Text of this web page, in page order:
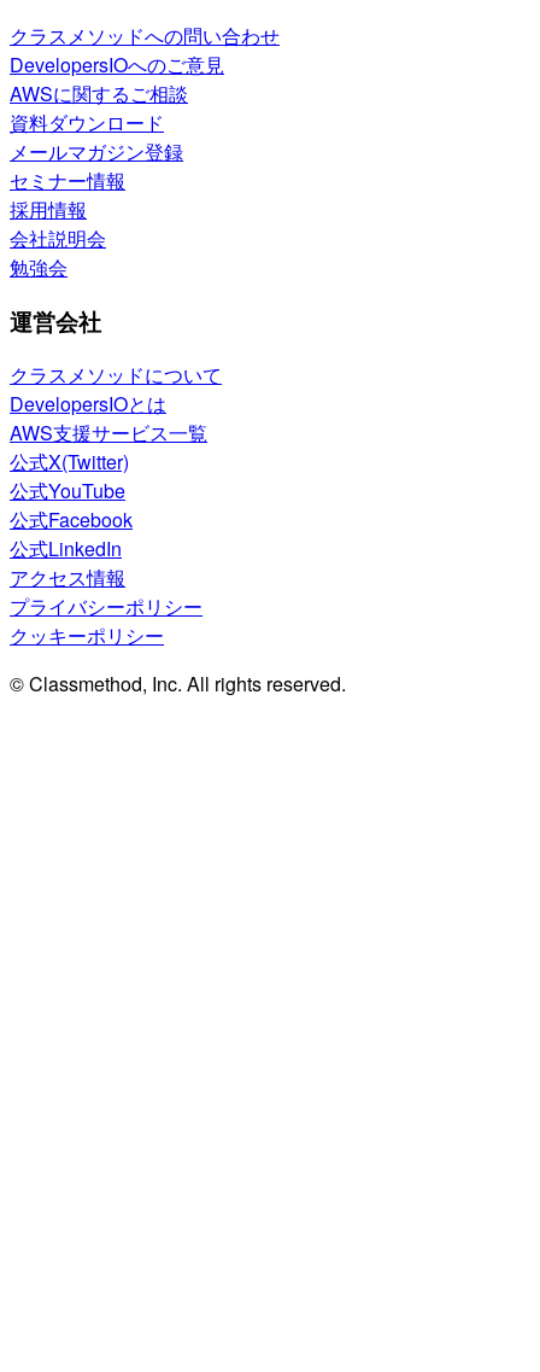
クラスメソッドへの問い合わせ
DevelopersIOへのご意見
AWSに関するご相談
資料ダウンロード
メールマガジン登録
セミナー情報
採用情報
会社説明会
勉強会
運営会社
クラスメソッドについて
DevelopersIOとは
AWS支援サービス一覧
公式X(Twitter)
公式YouTube
公式Facebook
公式LinkedIn
アクセス情報
プライバシーポリシー
クッキーポリシー
© Classmethod, Inc. All rights reserved.